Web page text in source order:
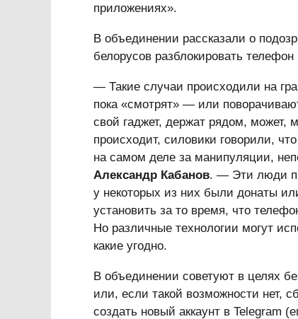
приложениях».
В объединении рассказали о
белорусов разблокировать
— Такие случаи происходили на
пока «смотрят» — или
свой гаджет, держат рядом, может,
происходит, силовики говорили,
на самом деле за манипуляции,
Александр Кабанов. — Эти люди
у некоторых из них были донаты
установить за то время, что
Но различные технологии могут
какие угодно.
В объединении советуют в целях
или, если такой возможности нет,
создать новый аккаунт в Telegram